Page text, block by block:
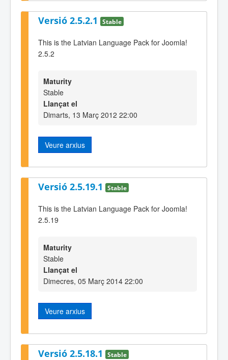
Versió 2.5.2.1 Stable
This is the Latvian Language Pack for Joomla!
2.5.2
Maturity
Stable
Llançat el
Dimarts, 13 Març 2012 22:00
Veure arxius
Versió 2.5.19.1 Stable
This is the Latvian Language Pack for Joomla!
2.5.19
Maturity
Stable
Llançat el
Dimecres, 05 Març 2014 22:00
Veure arxius
Versió 2.5.18.1 Stable